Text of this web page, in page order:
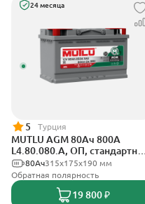
24 месяца
5 Турция
MUTLU AGM 80Ач 800A
L4.80.080.A, ОП, стандартные
клеммы315x175x190 мм
80Ач
Обратная полярность
19 800 ₽